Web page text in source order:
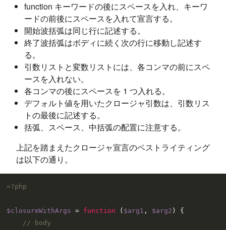
function キーワードの後にスペースを入れ、キーワ
ードの前後にスペースを入れて宣言する。
開始波括弧は同じ行に記述する。
終了波括弧はボディに続く次の行に移動し記述す
る。
引数リストと変数リストには、各コンマの前にスペ
ースを入れない。
各コンマの後にスペースを 1 つ入れる。
デフォルト値を用いたクロージャ引数は、引数リス
トの最後に記述する。
括弧、スペース、中括弧の配置に注意する。
上記を踏まえたクロージャ宣言のベストライティング
は以下の通り。
<?php
$closureWithArgs = function ( $arg1 , $arg2 ) {
// body